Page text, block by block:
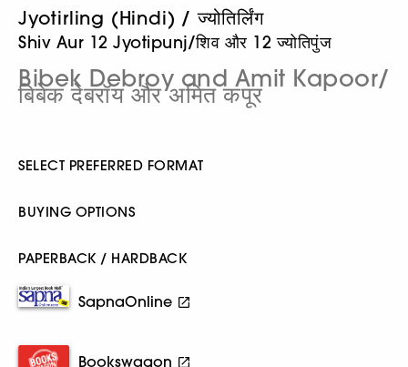
Jyotirling (Hindi) / ज्योतिर्लिंग
Shiv Aur 12 Jyotipunj/शिव और 12 ज्योतिपुंज
Bibek Debroy and Amit Kapoor/
बिबेक देबरॉय और अमित कपूर
SELECT PREFERRED FORMAT
BUYING OPTIONS
PAPERBACK / HARDBACK
SapnaOnline
Bookswagon